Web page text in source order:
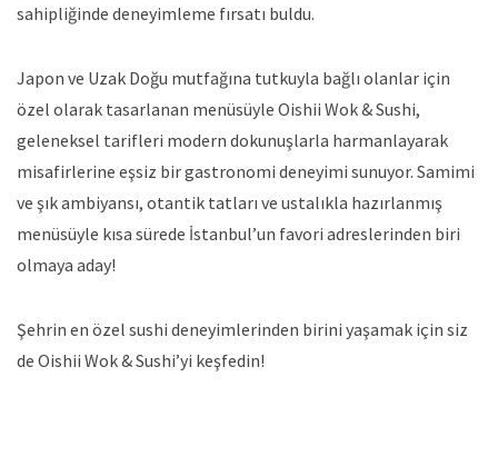
sahipliğinde deneyimleme fırsatı buldu.
Japon ve Uzak Doğu mutfağına tutkuyla bağlı olanlar için
özel olarak tasarlanan menüsüyle Oishii Wok & Sushi,
geleneksel tarifleri modern dokunuşlarla harmanlayarak
misafirlerine eşsiz bir gastronomi deneyimi sunuyor. Samimi
ve şık ambiyansı, otantik tatları ve ustalıkla hazırlanmış
menüsüyle kısa sürede İstanbul’un favori adreslerinden biri
olmaya aday!
Şehrin en özel sushi deneyimlerinden birini yaşamak için siz
de Oishii Wok & Sushi’yi keşfedin!